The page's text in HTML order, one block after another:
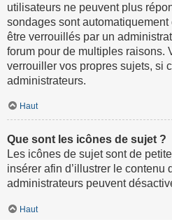
utilisateurs ne peuvent plus
sondages sont
être verrouillés par un
forum pour de multiples raisons.
verrouiller vos propres sujets, si
administrateurs.
Haut
Que sont les icônes de sujet ?
Les icônes de sujet sont de
insérer afin d’illustrer le contenu
administrateurs peuvent
Haut